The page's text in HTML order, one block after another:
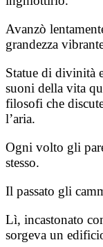
Avanzò
grandezza
Statue di divinità
suoni della vita
filosofi che
l’aria.
Ogni volto gli
stesso.
Il passato gli
Lì, incastonato
sorgeva un